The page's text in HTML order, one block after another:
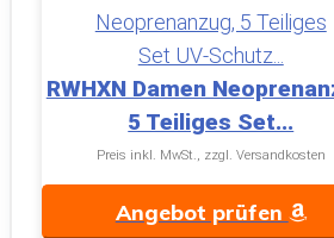
RWHXN Damen
5 Teiliges Set...
Preis inkl. MwSt., zzgl. Versandkosten
Angebot prüfen